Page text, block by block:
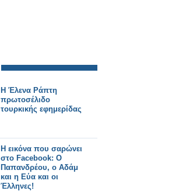
Η Έλενα Ράπτη
πρωτοσέλιδο
τουρκικής εφημερίδας
Η εικόνα που σαρώνει
στο Facebook: O
Παπανδρέου, ο Αδάμ
και η Εύα και οι
Έλληνες!